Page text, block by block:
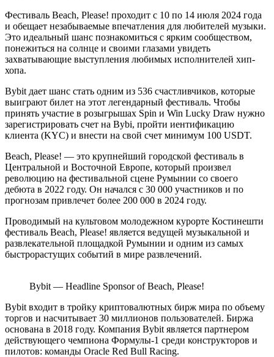
Фестиваль Beach, Please! проходит с 10 по 14 июля 2024 года
и обещает незабываемые впечатления для любителей музыки.
Это идеальный шанс познакомиться с ярким сообществом,
понежиться на солнце и своими глазами увидеть
захватывающие выступления любимых исполнителей хип-
хопа.
Bybit дает шанс стать одним из 536 счастливчиков, которые
выиграют билет на этот легендарный фестиваль. Чтобы
принять участие в розыгрышах Spin и Win Lucky Draw нужно
зарегистрировать счет на Bybi, пройти иентификацию
клиента (KYC) и внести на свой счет минимум 100 USDT.
Beach, Please! — это крупнейший городской фестиваль в
Центральной и Восточной Европе, который произвел
революцию на фестивальной сцене Румынии со своего
дебюта в 2022 году. Он начался с 30 000 участников и по
прогнозам привлечет более 200 000 в 2024 году.
Проводимый на культовом молодежном курорте Костинешти
фестиваль Beach, Please! является ведущей музыкальной и
развлекательной площадкой Румынии и одним из самых
быстрорастущих событий в мире развлечений.
Bybit — Headline Sponsor of Beach, Please!
Bybit входит в тройку криптовалютных бирж мира по объему
торгов и насчитывает 30 миллионов пользователей. Биржа
основана в 2018 году. Компания Bybit является партнером
действующего чемпиона Формулы-1 среди конструкторов и
пилотов: команды Oracle Red Bull Racing.